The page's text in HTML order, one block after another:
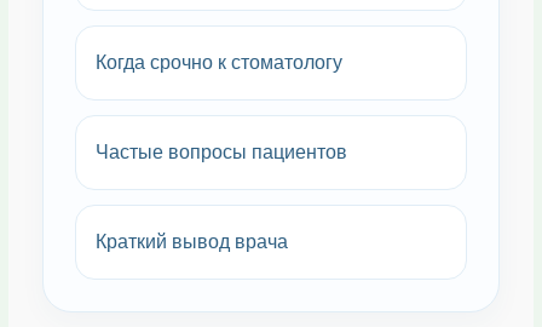
Когда срочно к стоматологу
Частые вопросы пациентов
Краткий вывод врача